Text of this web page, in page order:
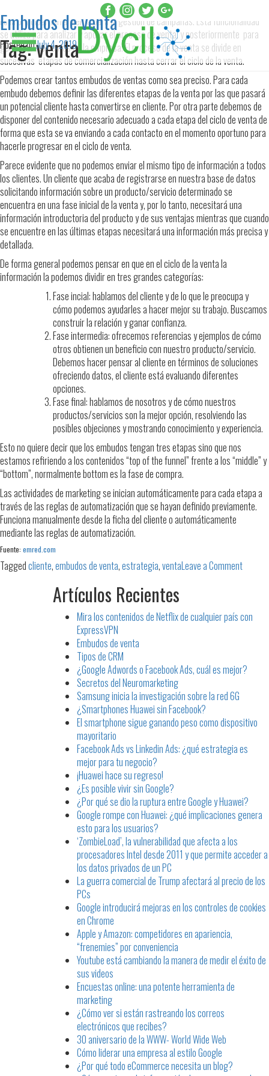
Tag:venta
Embudos de venta
Posted onJuly 4, 2019
Es la principal herramienta para la gestión de campañas. Esta funcionalidad
se utiliza para analizar y apoyar el proceso de venta, y posteriormente para
gestionar las ventas en la empresa. El proceso de la venta se divide en
sucesivas etapas de comercialización hasta cerrar el ciclo de la venta.
Podemos crear tantos embudos de ventas como sea preciso. Para cada
embudo debemos definir las diferentes etapas de la venta por las que pasará
un potencial cliente hasta convertirse en cliente. Por otra parte debemos de
disponer del contenido necesario adecuado a cada etapa del ciclo de venta de
forma que esta se va enviando a cada contacto en el momento oportuno para
hacerle progresar en el ciclo de venta.
Parece evidente que no podemos enviar el mismo tipo de información a todos
los clientes. Un cliente que acaba de registrarse en nuestra base de datos
solicitando información sobre un producto/servicio determinado se
encuentra en una fase inicial de la venta y, por lo tanto, necesitará una
información introductoria del producto y de sus ventajas mientras que cuando
se encuentre en las últimas etapas necesitará una información más precisa y
detallada.
De forma general podemos pensar en que en el ciclo de la venta la
información la podemos dividir en tres grandes categorías:
Fase incial: hablamos del cliente y de lo que le preocupa y
cómo podemos ayudarles a hacer mejor su trabajo. Buscamos
construir la relación y ganar confianza.
Fase intermedia: ofrecemos referencias y ejemplos de cómo
otros obtienen un beneficio con nuestro producto/servicio.
Debemos hacer pensar al cliente en términos de soluciones
ofreciendo datos, el cliente está evaluando diferentes
opciones.
Fase final: hablamos de nosotros y de cómo nuestros
productos/servicios son la mejor opción, resolviendo las
posibles objeciones y mostrando conocimiento y experiencia.
Esto no quiere decir que los embudos tengan tres etapas sino que nos
estamos refiriendo a los contenidos “top of the funnel” frente a los “middle” y
“bottom”, normalmente bottom es la fase de compra.
Las actividades de marketing se inician automáticamente para cada etapa a
través de las reglas de automatización que se hayan definido previamente.
Funciona manualmente desde la ficha del cliente o automáticamente
mediante las reglas de automatización.
Fuente: emred.com
Taggedcliente,embudos de venta,estrategia,ventaLeave a Commenton
Artículos Recientes
Mira los contenidos de Netflix de cualquier país con
ExpressVPN
Embudos de venta
Tipos de CRM
¿Google Adwords o Facebook Ads, cuál es mejor?
Secretos del Neuromarketing
Samsung inicia la investigación sobre la red 6G
¿Smartphones Huawei sin Facebook?
El smartphone sigue ganando peso como dispositivo
mayoritario
Facebook Ads vs Linkedin Ads: ¿qué estrategia es
mejor para tu negocio?
¡Huawei hace su regreso!
¿Es posible vivir sin Google?
¿Por qué se dio la ruptura entre Google y Huawei?
Google rompe con Huawei: ¿qué implicaciones genera
esto para los usuarios?
‘ZombieLoad’, la vulnerabilidad que afecta a los
procesadores Intel desde 2011 y que permite acceder a
los datos privados de un PC
La guerra comercial de Trump afectará al precio de los
PCs
Google introducirá mejoras en los controles de cookies
en Chrome
Apple y Amazon: competidores en apariencia,
“frenemies” por conveniencia
Youtube está cambiando la manera de medir el éxito de
sus videos
Encuestas online: una potente herramienta de
marketing
¿Cómo ver si están rastreando los correos
electrónicos que recibes?
30 aniversario de la WWW- World Wide Web
Cómo liderar una empresa al estilo Google
¿Por qué todo eCommerce necesita un blog?